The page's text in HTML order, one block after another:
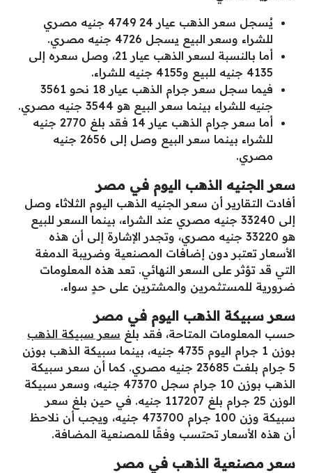
يُسجل سعر الذهب عيار 24 4749 جنيه مصري
للشراء وسعر البيع يسجل 4726 جنيه مصري.
أما بالنسبة لسعر الذهب عيار 21، وصل سعره إلى
4135 جنيه للبيع و4155 جنيه للشراء.
فيما سجل سعر جرام الذهب عيار 18 نحو 3561
جنيه للشراء بينما سعر البيع هو 3544 جنيه مصري.
أما سعر جرام الذهب عيار 14 فقد بلغ 2770 جنيه
للشراء بينما سعر البيع وصل إلى 2656 جنيه
مصري.
سعر الجنيه الذهب اليوم في مصر
أفادت التقارير أن سعر الجنيه الذهب اليوم الثلاثاء وصل
إلى 33240 جنيه مصري عند الشراء، بينما السعر للبيع
هو 33220 جنيه مصري، وتجدر الإشارة إلى أن هذه
الأسعار تعتبر دون إضافات المصنعية وضريبة الدمغة
التي قد تؤثر على السعر النهائي. تعد هذه المعلومات
ضرورية للمستثمرين والمشترين على حدٍ سواء.
سعر سبيكة الذهب اليوم في مصر
حسب المعلومات المتاحة، فقد بلغ سعر سبيكة الذهب
بوزن 1 جرام اليوم 4735 جنيه، بينما سبيكة الذهب بوزن
5 جرام بلغت 23685 جنيه مصري. كما أن سعر سبيكة
الذهب بوزن 10 جرام سجل 47370 جنيه، وسعر سبيكة
الوزن 25 جرام بلغ 117207 جنيه. في حين بلغ سعر
سبيكة وزن 100 جرام 473700 جنيه، ويجب أن نلاحظ
أن هذه الأسعار تحتسب وفقًا للمصنعية المضافة.
سعر مصنعية الذهب في مصر